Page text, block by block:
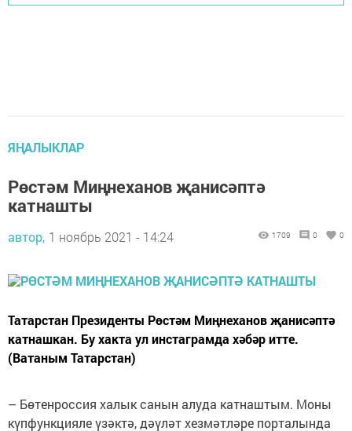
ЯҢАЛЫКЛАР
Рөстәм Миңнеханов җанисәптә
катнашты
автор, 1 ноябрь 2021 - 14:24 1709 0 0
Татарстан Президенты Рөстәм Миңнеханов җанисәптә
катнашкан. Бу хакта ул инстаграмда хәбәр итте.
(Ватаным Татарстан)
– Бөтенроссия халык санын алуда катнаштым. Моны
күпфункцияле үзәктә, дәүләт хезмәтләре порталында